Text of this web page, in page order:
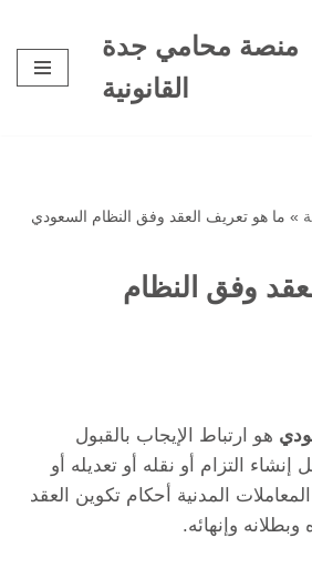
منصة محامي جدة
القانونية
» ما هو تعريف العقد وفق النظام السعودي
وفق النظام
هو ارتباط الإيجاب بالقبول
التزام أو نقله أو تعديله أو
المدنية أحكام تكوين العقد
وإنهائه.